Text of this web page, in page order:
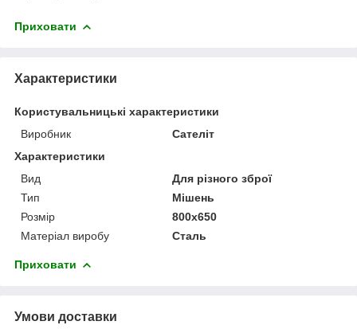
Приховати
Характеристики
Користувальницькі характеристики
Виробник
Сателіт
Характеристики
Вид
Для різного зброї
Тип
Мішень
Розмір
800х650
Матеріал виробу
Сталь
Приховати
Умови доставки